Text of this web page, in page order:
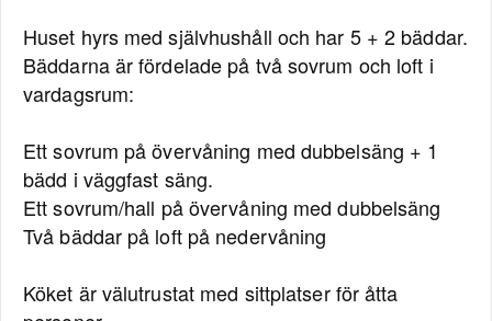
Huset hyrs med självhushåll och har 5 + 2 bäddar.
Bäddarna är fördelade på två sovrum och loft i
vardagsrum:
Ett sovrum på övervåning med dubbelsäng + 1
bädd i väggfast säng.
Ett sovrum/hall på övervåning med dubbelsäng
Två bäddar på loft på nedervåning
Köket är välutrustat med sittplatser för åtta